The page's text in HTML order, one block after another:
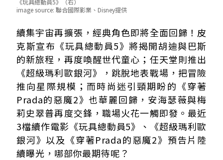
《玩具總動員5》（右）
image source: 聯合國際影業、Disney提供
《玩具總動員》系列電影聲量榜No.7 網友聚焦討論「胡
《玩具總動員5》胡迪回來了！預告開箱「平板茱莉亞」
《超級瑪利歐》系列聲量榜No.11 預計2026年4月上映
從蘑菇王國延伸星際冒險！「庫巴二世」密謀解救父親
《穿著Prada的惡魔2》來了！預計於2026年5月上映
《穿著Prada的惡魔2》網友聚焦「影集」原因
續集宇宙再擴張，經典角色即將全面回歸！皮
克斯宣布《玩具總動員5》將揭開胡迪與巴斯
的新旅程，再度喚醒世代童心；任天堂則推出
《超級瑪利歐銀河》，跳脫地表戰場，把冒險
推向星際規模；而時尚迷引頸期盼的《穿著
Prada的惡魔2》也華麗回歸，安海瑟薇與梅
莉史翠普再度交鋒，職場火花一觸即發。最近
3檔續作電影《玩具總動員5》、《超級瑪利歐
銀河》以及《穿著Prada的惡魔2》預告片陸
續曝光，哪部你最期待呢？